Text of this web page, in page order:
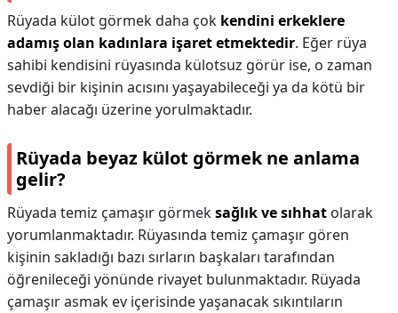
Rüyada külot görmek daha çok kendini erkeklere
adamış olan kadınlara işaret etmektedir. Eğer rüya
sahibi kendisini rüyasında külotsuz görür ise, o zaman
sevdiği bir kişinin acısını yaşayabileceği ya da kötü bir
haber alacağı üzerine yorulmaktadır.
Rüyada beyaz külot görmek ne anlama
gelir?
Rüyada temiz çamaşır görmeksağlık ve sıhhat olarak
yorumlanmaktadır. Rüyasında temiz çamaşır gören
kişinin sakladığı bazı sırların başkaları tarafından
öğrenileceği yönünde rivayet bulunmaktadır. Rüyada
çamaşır asmak ev içerisinde yaşanacak sıkıntıların